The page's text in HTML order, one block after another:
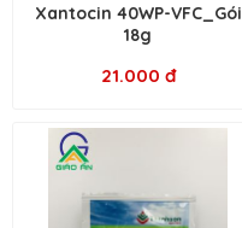
Xantocin 40WP-VFC_Gói
18g
21.000 đ